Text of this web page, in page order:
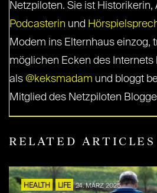
Netzpiloten. Sie ist Historikerin,
Podcasterin und
Modem ins Elternhaus einzog,
möglichen Ecken des Internets
als @keksmadam und bloggt
Mitglied des Netzpiloten
RELATED ARTICLES
HEALTH LIFE 24. MÄRZ 2025